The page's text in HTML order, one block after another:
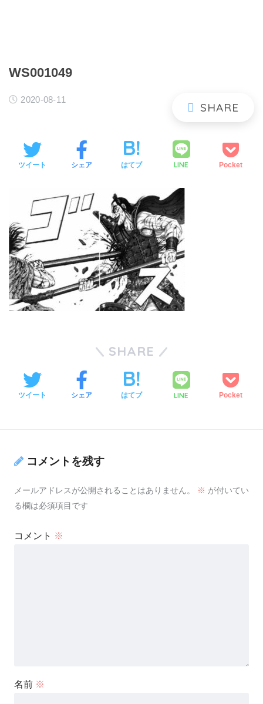
WS001049
2020-08-11
ツイート シェア はてブ LINE Pocket
SHARE
ツイート シェア はてブ LINE Pocket
コメントを残す
メールアドレスが公開されることはありません。 ※ が付いてい
る欄は必須項目です
コメント ※
名前 ※